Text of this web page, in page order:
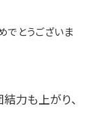
でとうございま
力も上がり、